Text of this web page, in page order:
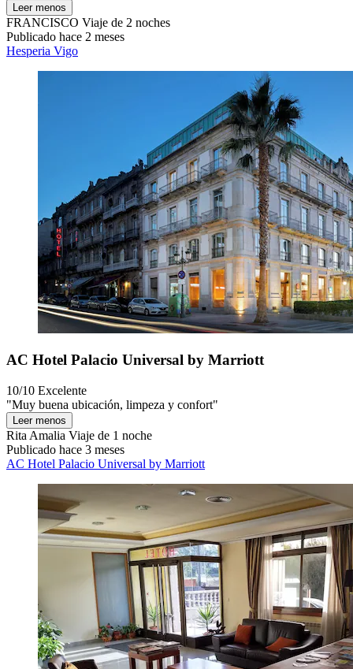
Leer menos
FRANCISCO Viaje de 2 noches
Publicado hace 2 meses
Hesperia Vigo
AC Hotel Palacio Universal by Marriott
10/10 Excelente
"Muy buena ubicación, limpeza y confort"
Leer menos
Rita Amalia Viaje de 1 noche
Publicado hace 3 meses
AC Hotel Palacio Universal by Marriott